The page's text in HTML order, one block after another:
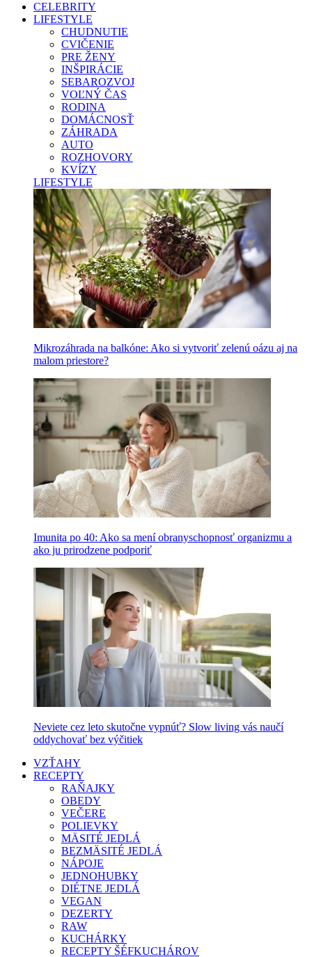
CELEBRITY
LIFESTYLE
CHUDNUTIE
CVIČENIE
PRE ŽENY
INŠPIRÁCIE
SEBAROZVOJ
VOĽNÝ ČAS
RODINA
DOMÁCNOSŤ
ZÁHRADA
AUTO
ROZHOVORY
KVÍZY
LIFESTYLE
Mikrozáhrada na balkóne: Ako si vytvoriť zelenú oázu aj na
malom priestore?
Imunita po 40: Ako sa mení obranyschopnosť organizmu a
ako ju prirodzene podporiť
Neviete cez leto skutočne vypnúť? Slow living vás naučí
oddychovať bez výčitiek
VZŤAHY
RECEPTY
RAŇAJKY
OBEDY
VEČERE
POLIEVKY
MÄSITÉ JEDLÁ
BEZMÄSITÉ JEDLÁ
NÁPOJE
JEDNOHUBKY
DIÉTNE JEDLÁ
VEGAN
DEZERTY
RAW
KUCHÁRKY
RECEPTY ŠÉFKUCHÁROV